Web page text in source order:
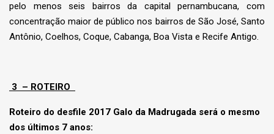
pelo menos seis bairros da capital pernambucana, com
concentração maior de público nos bairros de São José, Santo
Antônio, Coelhos, Coque, Cabanga, Boa Vista e Recife Antigo.
3 – ROTEIRO
Roteiro do desfile 2017 Galo da Madrugada será o mesmo
dos últimos 7 anos: